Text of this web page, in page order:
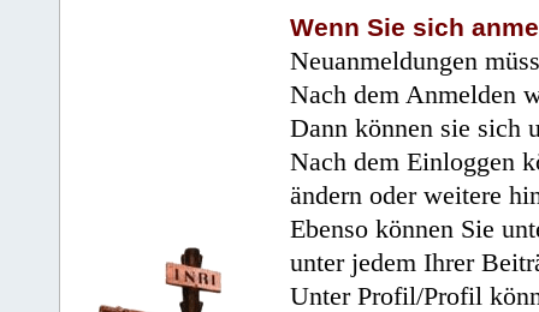
Wenn Sie sich
Neuanmeldungen
Nach dem Anmelden
Dann können sie sich
Nach dem Einloggen
ändern oder weitere
Ebenso können Sie
unter jedem Ihrer
Unter Profil/Profil